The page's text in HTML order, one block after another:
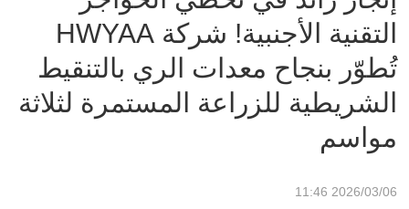
للزراعة المستمرة لثلاثة مواسم
التقنية الأجنبية! شركة HWYAA
تُطوّر بنجاح معدات الري بالتنقيط
الشريطية للزراعة المستمرة لثلاثة
مواسم
2026/03/06 11:46